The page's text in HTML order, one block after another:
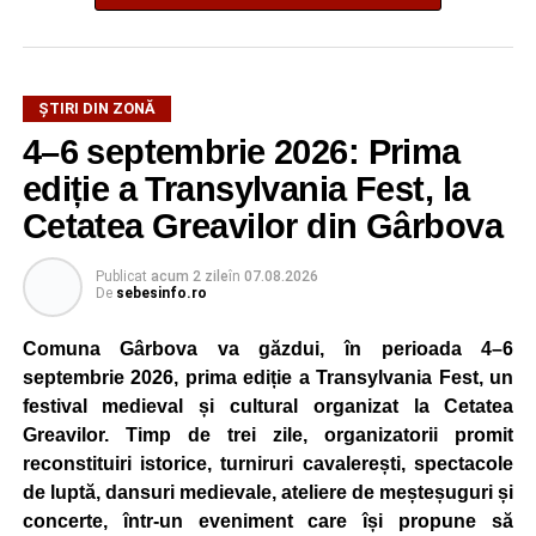
Sebeș, cu o autospecială de stingere cu apă și spumă, un
echipaj de prim ajutor și un echipaj de descarcerare. În
care una cu medic.
Inițial, pompierii au fost anunțați că nu există persoane
încarcerate. La sosirea echipajelor de intervenție, însă, s-
a constatat că două persoane se aflau încarcerate într-
unul dintre autoturisme. Ambele erau conștiente și au fost
extrase de pompieri și predate echipajelor medicale.O
altă victimă, o femeie conștientă, a fost scoasă din
În urma accidentului, patru persoane au avut nevoie de
îngrijiri medicale. Toate victimele au fost transportate la
UPU Alba Iulia pentru investigații și tratament de
specialitate.
ȘTIRI DIN ZONĂ
4–6 septembrie 2026: Prima
ediție a Transylvania Fest, la
Cetatea Greavilor din Gârbova
Publicat acum 2 zileîn 07.08.2026
De sebesinfo.ro
Comuna Gârbova va găzdui, în perioada 4–6
septembrie 2026, prima ediție a Transylvania Fest, un
festival medieval și cultural organizat la Cetatea
Greavilor. Timp de trei zile, organizatorii promit
reconstituiri istorice, turniruri cavalerești, spectacole
de luptă, dansuri medievale, ateliere de meșteșuguri și
concerte, într-un eveniment care își propune să